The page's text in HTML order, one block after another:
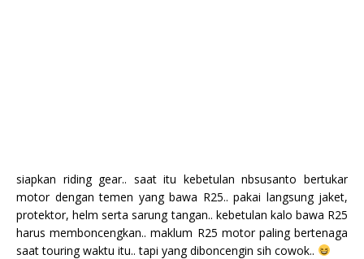
siapkan riding gear.. saat itu kebetulan nbsusanto bertukar
motor dengan temen yang bawa R25.. pakai langsung jaket,
protektor, helm serta sarung tangan.. kebetulan kalo bawa R25
harus memboncengkan.. maklum R25 motor paling bertenaga
saat touring waktu itu.. tapi yang diboncengin sih cowok..